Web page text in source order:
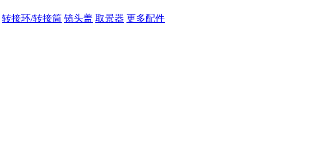
转接环/转接筒 镜头盖 取景器 更多配件